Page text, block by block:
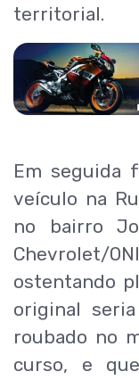
territorial.
Em seguida
veículo na
no bairro
Chevrolet/
ostentando
original
roubado no
curso, e